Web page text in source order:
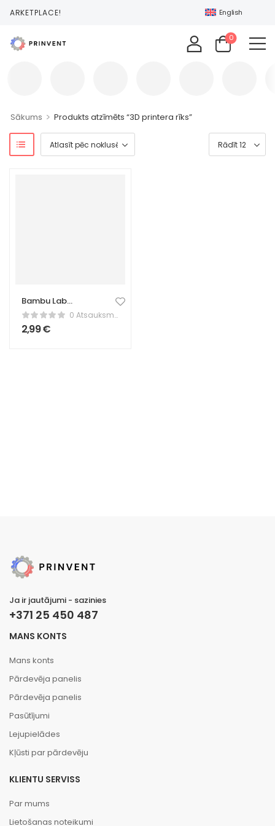
English
0
Sākums > Produkts atzīmēts “3D printera rīks”
Bambu Lab
platformas
skrāpis – Drukas
noņemšanas rīks
0 Atsauksmes
2,99€
Ja ir jautājumi - sazinies
+371 25 450 487
MANS KONTS
Mans konts
Pārdevēja panelis
Pārdevēja panelis
Pasūtījumi
Lejupielādes
Kļūsti par pārdevēju
KLIENTU SERVISS
Par mums
Lietošanas noteikumi